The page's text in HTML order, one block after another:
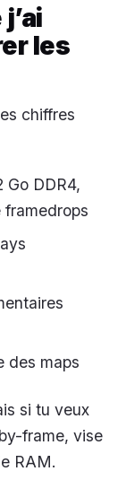
les
chiffres
Go DDR4,
des maps
si tu veux
frame, vise
RAM.